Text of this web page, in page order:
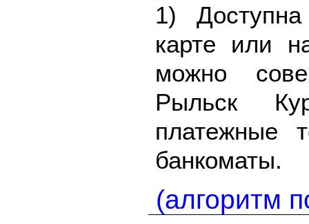
1)
карте или
можно
Рыльск
платежные
банкоматы.
(алгоритм